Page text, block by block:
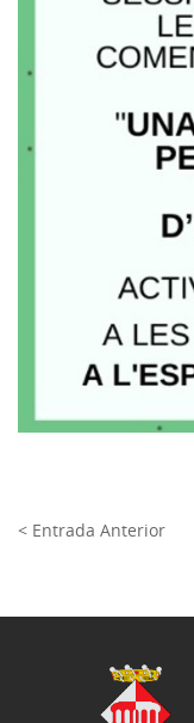
< Entrada Anterior